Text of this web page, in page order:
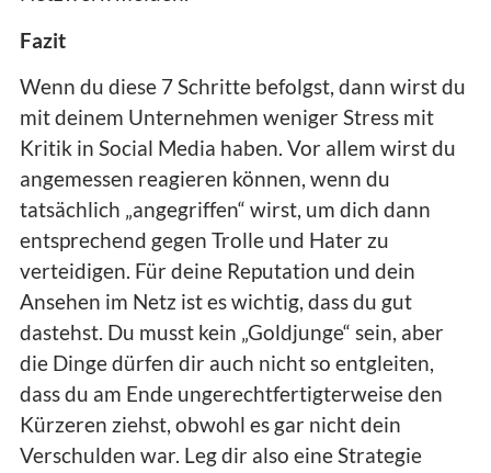
Fazit
Wenn du diese 7 Schritte befolgst, dann wirst du
mit deinem Unternehmen weniger Stress mit
Kritik in Social Media haben. Vor allem wirst du
angemessen reagieren können, wenn du
tatsächlich „angegriffen“ wirst, um dich dann
entsprechend gegen Trolle und Hater zu
verteidigen. Für deine Reputation und dein
Ansehen im Netz ist es wichtig, dass du gut
dastehst. Du musst kein „Goldjunge“ sein, aber
die Dinge dürfen dir auch nicht so entgleiten,
dass du am Ende ungerechtfertigterweise den
Kürzeren ziehst, obwohl es gar nicht dein
Verschulden war. Leg dir also eine Strategie